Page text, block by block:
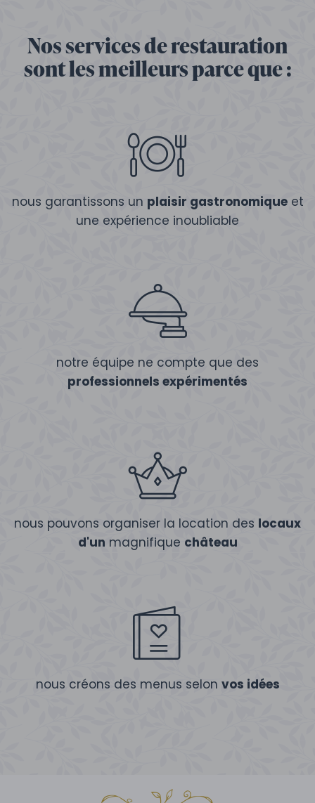
Nos services de restauration
sont les meilleurs parce que :
nous garantissons un plaisir gastronomiqueet
une expérience inoubliable
notre équipe ne compte que des
professionnels expérimentés
nous pouvons organiser la location des locaux
d'un magnifique château
nous créons des menus selon vos idées